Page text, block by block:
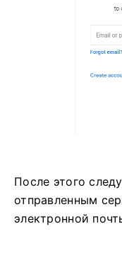
После этого
отправленным
электронной